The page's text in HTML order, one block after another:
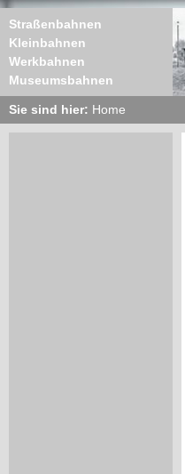
Straßenbahnen
Kleinbahnen
Werkbahnen
Museumsbahnen
Sie sind hier: Home